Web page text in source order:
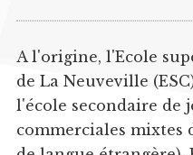
A l'origine, l'Ecole
de La Neuveville
l'école secondaire de
commerciales mixtes